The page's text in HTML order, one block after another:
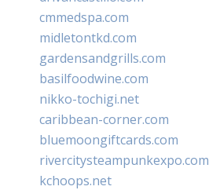
cmmedspa.com
midletontkd.com
gardensandgrills.com
basilfoodwine.com
nikko-tochigi.net
caribbean-corner.com
bluemoongiftcards.com
rivercitysteampunkexpo.com
kchoops.net